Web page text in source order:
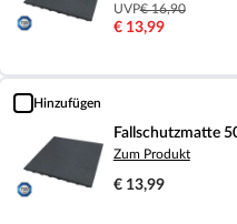
UVP€ 16,90
€ 13,99
Hinzufügen
Fallschutzmatte 50x50 cm 25 mm stark
Fallschutzmatte
Zum Produkt
€ 13,99